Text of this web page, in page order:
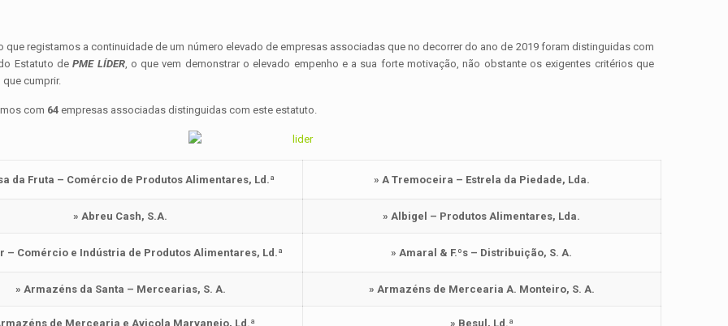
que registamos a continuidade de um número elevado de empresas associadas que no decorrer do ano de 2019 foram distinguidas com
Estatuto dePME LÍDER, o que vem demonstrar o elevado empenho e a sua forte motivação, não obstante os exigentes critérios que
cumprir.
com 64empresas associadas distinguidas com este estatuto.
da Fruta – Comércio de Produtos Alimentares, Ld.ª » A Tremoceira – Estrela da Piedade, Lda.
» Abreu Cash, S.A. » Albigel – Produtos Alimentares, Lda.
– Comércio e Indústria de Produtos Alimentares, Ld.ª » Amaral & F.ºs – Distribuição, S. A.
» Armazéns da Santa – Mercearias, S. A. » Armazéns de Mercearia A. Monteiro, S. A.
de Mercearia e Avicola Marvanejo, Ld.ª » Besul, Ld.ª